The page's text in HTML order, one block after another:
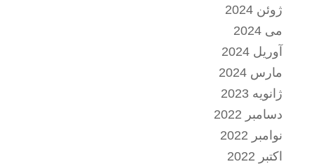
ژوئن 2024
می 2024
آوریل 2024
مارس 2024
ژانویه 2023
دسامبر 2022
نوامبر 2022
اکتبر 2022